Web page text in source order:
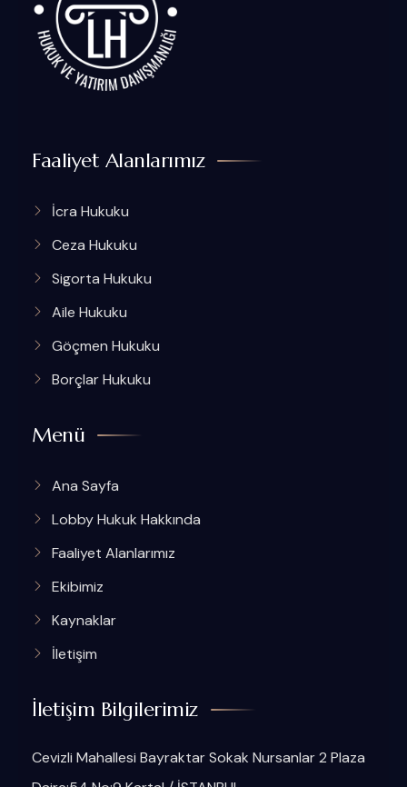
Faaliyet Alanlarımız
İcra Hukuku
Ceza Hukuku
Sigorta Hukuku
Aile Hukuku
Göçmen Hukuku
Borçlar Hukuku
Menü
Ana Sayfa
Lobby Hukuk Hakkında
Faaliyet Alanlarımız
Ekibimiz
Kaynaklar
İletişim
İletişim Bilgilerimiz
Cevizli Mahallesi Bayraktar Sokak Nursanlar 2 Plaza